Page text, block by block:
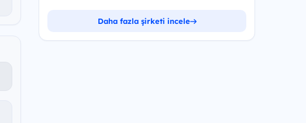
Daha fazla şirketi incele